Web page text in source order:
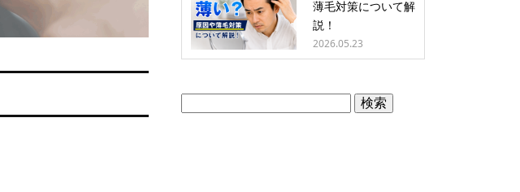
薄毛対策について解
説！
2026.05.23